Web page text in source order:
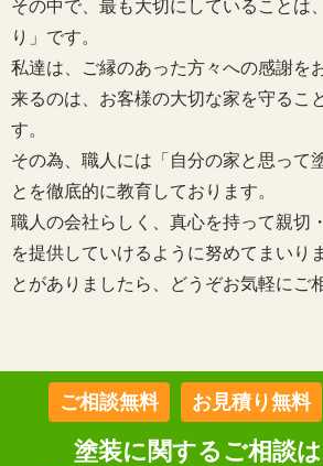
その中で、最も大切にしていることは
り」です。
私達は、ご縁のあった方々への感謝を
来るのは、お客様の大切な家を守るこ
す。
その為、職人には「自分の家と思って
とを徹底的に教育しております。
職人の会社らしく、真心を持って親切
を提供していけるように努めてまいり
とがありましたら、どうぞお気軽にご
ご相談無料 お見積り無料
塗装に関するご相談